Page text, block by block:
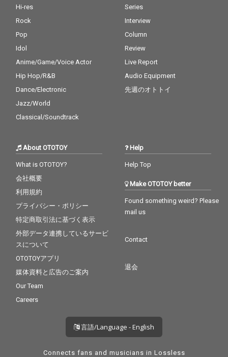
Hi-res
Rock
Pop
Idol
Anime/Game/Voice Actor
Hip Hop/R&B
Dance/Electronic
Jazz/World
Classical/Soundtrack
Series
Interview
Column
Review
Live Report
Audio Equipment
先週のオトトイ
About OTOTOY
What is OTOTOY?
会社概要
利用規約
プライバシー・ポリシー
特定商取引法に基づく表示
外部データ連携しているサービ
スについて
OTOTOYアプリ
媒体資料と広告のご案内
Our Team
Careers
Help
Help Top
Make OTOTOY better
Found something weird? Please
mail us
Contact
退会
言語/Language - English
Connects fans and musicians in Lossless